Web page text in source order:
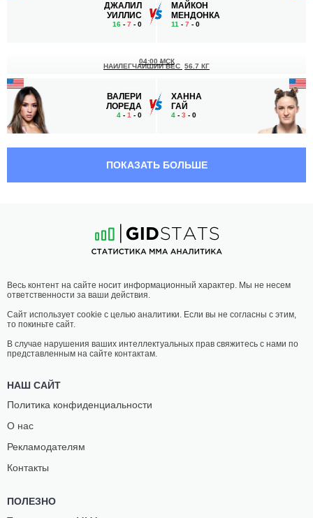
ДЖАЛИЛ
УИЛЛИС
16 - 7 - 0
МАЙКОН
МЕНДОНКА
11 - 7 - 0
ВАЛЕРИ
ЛОРЕДА
4 - 1 - 0
04:00 МСК
НАИЛЕГЧАЙШИЙ ВЕС 56.7 КГ
ХАННА
ГАЙ
4 - 3 - 0
НИЛ
9-2- 0
03:00 МСК
ПОЛУТЯЖЕЛЫЙ ВЕС 93 КГ
ФОРТУН
ПОКАЗАТЬ БОЛЬШЕ
Весь контент на сайте носит информационный характер. Мы не несем
ответственности за ваши действия.
Сайт использует cookie с целью аналитики. Если вы не согласны с этим,
то покиньте сайт.
В случае нарушения ваших интеллектуальных прав свяжитесь с нами по
представленным на сайте контактам.
НАШ САЙТ
Политика конфиденциальности
О нас
Рекламодателям
Контакты
ПОЛЕЗНО